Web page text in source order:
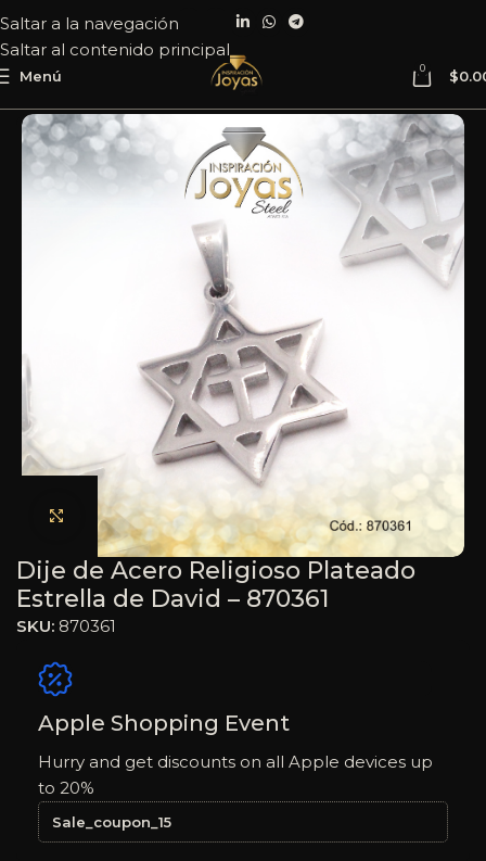
Saltar a la navegación
Saltar al contenido principal
Menú 0 $
Haga clic para ampliar
Dije de Acero Religioso Plateado
Estrella de David – 870361
SKU: 870361
Apple Shopping Event
Hurry and get discounts on all Apple devices up
to 20%
Sale_coupon_15